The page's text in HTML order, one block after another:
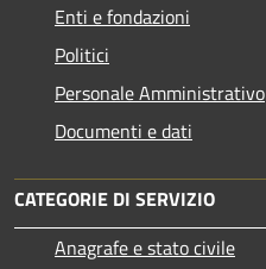
Enti e fondazioni
Politici
Personale Amministrativo
Documenti e dati
CATEGORIE DI SERVIZIO
Anagrafe e stato civile